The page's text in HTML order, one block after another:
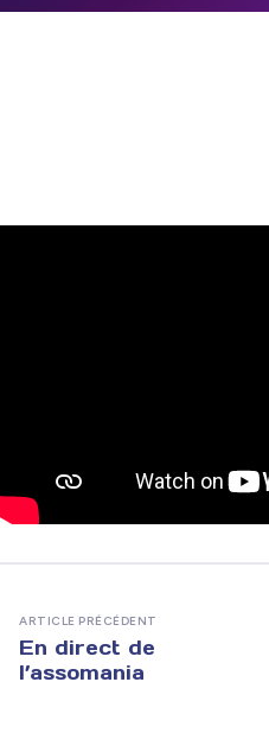
ARTICLE PRÉCÉDENT
En direct de
l’assomania